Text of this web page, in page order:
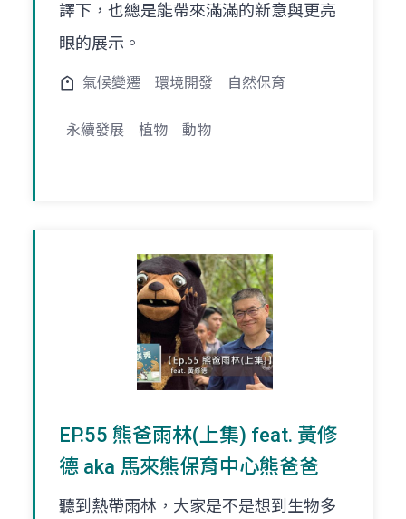
譯下，也總是能帶來滿滿的新意與更亮
眼的展示。
氣候變遷 環境開發 自然保育
永續發展 植物 動物
EP.55 熊爸雨林(上集) feat. 黃修
德 aka 馬來熊保育中心熊爸爸
聽到熱帶雨林，大家是不是想到生物多